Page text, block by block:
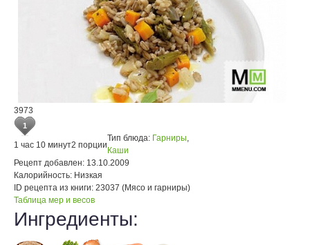
3973
1
1 час 10 минут2 порции
Тип блюда: Гарниры,
Каши
Рецепт добавлен: 13.10.2009
Калорийность: Низкая
ID рецепта из книги: 23037 (Мясо и гарниры)
Таблица мер и весов
Ингредиенты: